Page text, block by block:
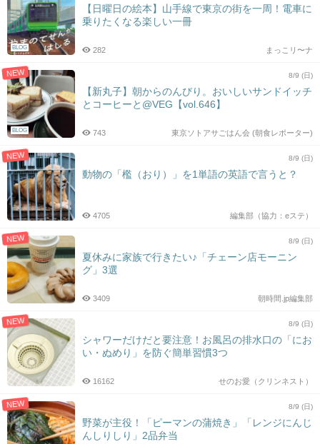
BLOG
【日曜日の絵本】山手線で東京の街を一周！電車に
乗りたくなる楽しい一冊
まっこリ〜ナ
282
NEW
BLOG
8/9 (日)
【新丸子】朝からのんびり。おいしいサンドイッチ
とコーヒーと@VEG【vol.646】
東京ソトアサごはん会 (朝食レポーター)
743
NEW 8/9 (日)
動物の「檻（おり）」を1単語の英語で言うと？
編集部（協力：eステ）
4705
NEW 8/9 (日)
夏休みに家族で行きたい♪「チェーン店モーニン
グ」3選
朝時間.jp編集部
3409
NEW 8/9 (日)
シャワーだけだと要注意！お風呂の排水口の「にお
い・ぬめり」を防ぐ簡単習慣3つ
せのお愛（クリンネスト）
16162
NEW 8/9 (日)
野菜が主役！「ピーマンの蒲焼き」「レンジにんじ
んしりしり」2品弁当